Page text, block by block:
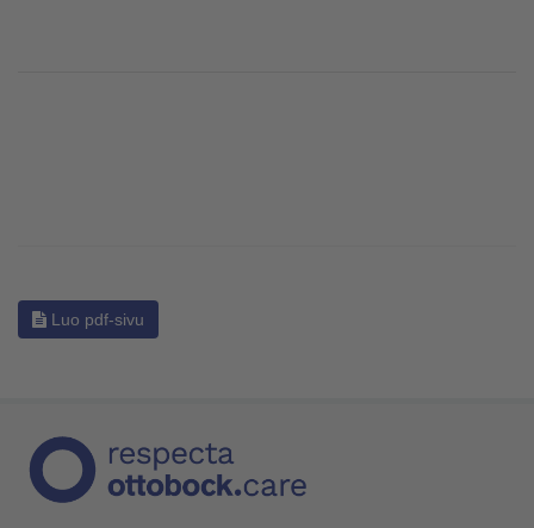
Luo pdf-sivu